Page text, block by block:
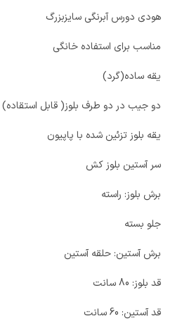
هودی دورس آبرنگی سایزبزرگ
مناسب برای استفاده خانگی
یقه ساده(گرد)
دو جیب در دو طرف بلوز( قابل استقاده)
یقه بلوز تزئین شده با پاپیون
سر آستین بلوز کش
برش بلوز: راسته
جلو بسته
برش آستین: حلقه آستین
قد بلوز: 80 سانت
قد آستین: 60 سانت